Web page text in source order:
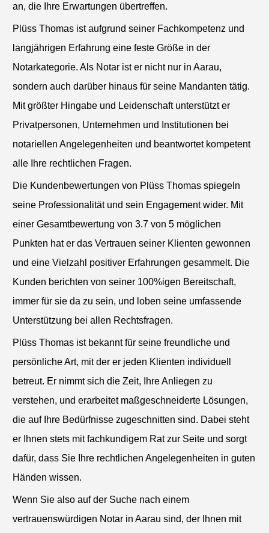
an, die Ihre Erwartungen übertreffen.
Plüss Thomas ist aufgrund seiner Fachkompetenz und
langjährigen Erfahrung eine feste Größe in der
Notarkategorie. Als Notar ist er nicht nur in Aarau,
sondern auch darüber hinaus für seine Mandanten tätig.
Mit größter Hingabe und Leidenschaft unterstützt er
Privatpersonen, Unternehmen und Institutionen bei
notariellen Angelegenheiten und beantwortet kompetent
alle Ihre rechtlichen Fragen.
Die Kundenbewertungen von Plüss Thomas spiegeln
seine Professionalität und sein Engagement wider. Mit
einer Gesamtbewertung von 3.7 von 5 möglichen
Punkten hat er das Vertrauen seiner Klienten gewonnen
und eine Vielzahl positiver Erfahrungen gesammelt. Die
Kunden berichten von seiner 100%igen Bereitschaft,
immer für sie da zu sein, und loben seine umfassende
Unterstützung bei allen Rechtsfragen.
Plüss Thomas ist bekannt für seine freundliche und
persönliche Art, mit der er jeden Klienten individuell
betreut. Er nimmt sich die Zeit, Ihre Anliegen zu
verstehen, und erarbeitet maßgeschneiderte Lösungen,
die auf Ihre Bedürfnisse zugeschnitten sind. Dabei steht
er Ihnen stets mit fachkundigem Rat zur Seite und sorgt
dafür, dass Sie Ihre rechtlichen Angelegenheiten in guten
Händen wissen.
Wenn Sie also auf der Suche nach einem
vertrauenswürdigen Notar in Aarau sind, der Ihnen mit